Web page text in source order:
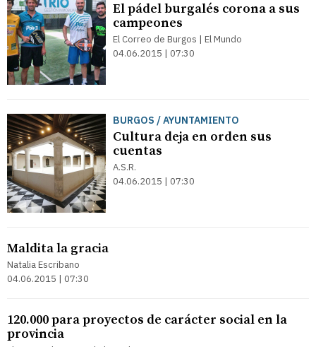
El pádel burgalés corona a sus
campeones
El Correo de Burgos | El Mundo
04.06.2015 | 07:30
BURGOS / AYUNTAMIENTO
Cultura deja en orden sus
cuentas
A.S.R.
04.06.2015 | 07:30
Maldita la gracia
Natalia Escribano
04.06.2015 | 07:30
120.000 para proyectos de carácter social en la
provincia